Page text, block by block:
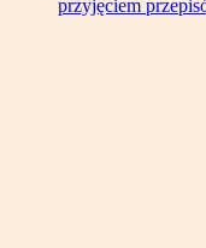
przyjęciem